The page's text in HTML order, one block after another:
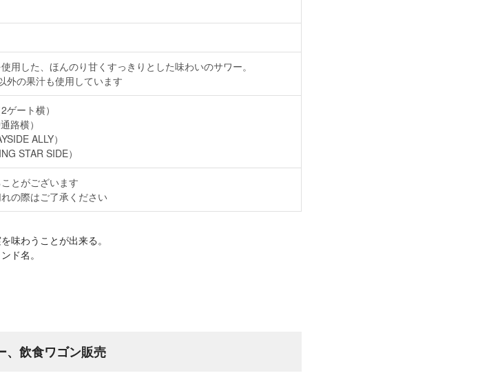
用した、ほんのり甘くすっきりとした味わいのサワー。
外の果汁も使用しています
ゲート横）
路横）
ALLY）
STAR SIDE）
とがございます
の際はご了承ください
味わうことが出来る。
ド名。
、飲食ワゴン販売